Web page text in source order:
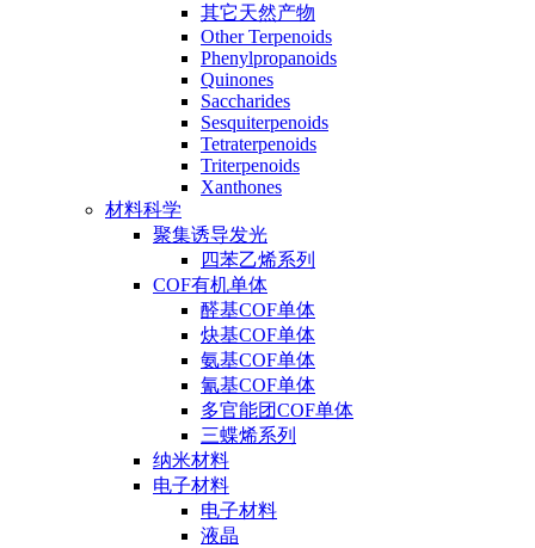
其它天然产物
Other Terpenoids
Phenylpropanoids
Quinones
Saccharides
Sesquiterpenoids
Tetraterpenoids
Triterpenoids
Xanthones
材料科学
聚集诱导发光
四苯乙烯系列
COF有机单体
醛基COF单体
炔基COF单体
氨基COF单体
氰基COF单体
多官能团COF单体
三蝶烯系列
纳米材料
电子材料
电子材料
液晶